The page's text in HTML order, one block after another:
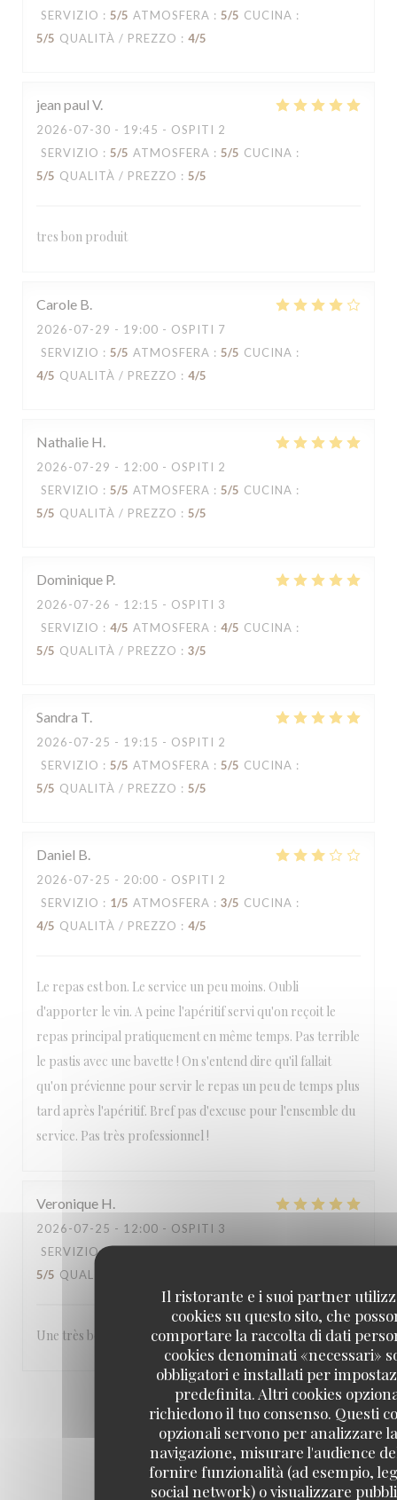
Il ristorante e i suoi partner
cookies su questo sito, che
comportare la raccolta di dati
cookies denominati «necessari»
obbligatori e installati per
predefinita. Altri cookies
richiedono il tuo consenso. Questi
opzionali servono per analizzare
navigazione, misurare l'audience
fornire funzionalità (ad esempio,
social network) o visualizzare
SERVIZIO : 5/5 ATMOSFERA : 5/5 CUCINA :
5/5 QUALITÀ / PREZZO : 4/5
jean paul V
2026-07-30 - 19:45 - OSPITI 2
SERVIZIO : 5/5 ATMOSFERA : 5/5 CUCINA :
5/5 QUALITÀ / PREZZO : 5/5
tres bon produit
Carole B
2026-07-29 - 19:00 - OSPITI 7
SERVIZIO : 5/5 ATMOSFERA : 5/5 CUCINA :
4/5 QUALITÀ / PREZZO : 4/5
Nathalie H
2026-07-29 - 12:00 - OSPITI 2
SERVIZIO : 5/5 ATMOSFERA : 5/5 CUCINA :
5/5 QUALITÀ / PREZZO : 5/5
Dominique P
2026-07-26 - 12:15 - OSPITI 3
SERVIZIO : 4/5 ATMOSFERA : 4/5 CUCINA :
5/5 QUALITÀ / PREZZO : 3/5
Sandra T
2026-07-25 - 19:15 - OSPITI 2
SERVIZIO : 5/5 ATMOSFERA : 5/5 CUCINA :
5/5 QUALITÀ / PREZZO : 5/5
Daniel B
2026-07-25 - 20:00 - OSPITI 2
SERVIZIO : 1/5 ATMOSFERA : 3/5 CUCINA :
4/5 QUALITÀ / PREZZO : 4/5
Le repas est bon. Le service un peu moins. Oubli
d'apporter le vin. A peine l'apéritif servi qu'on reçoit le
repas principal pratiquement en même temps. Pas terrible
le pastis avec une bavette ! On s'entend dire qu'il fallait
qu'on prévienne pour servir le repas un peu de temps plus
tard après l'apéritif. Bref pas d'excuse pour l'ensemble du
service. Pas très professionnel !
Veronique H
2026-07-25 - 12:00 - OSPITI 3
SERVIZIO:
5/5 QUALITÀ / PREZZO
Une très bonne table, accueil et service chaleureux.
2 3